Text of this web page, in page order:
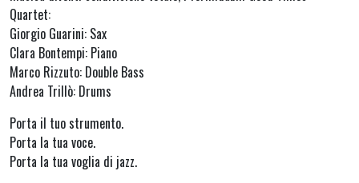
Quartet:
Giorgio Guarini: Sax
Clara Bontempi: Piano
Marco Rizzuto: Double Bass
Andrea Trillò: Drums
Porta il tuo strumento.
Porta la tua voce.
Porta la tua voglia di jazz.